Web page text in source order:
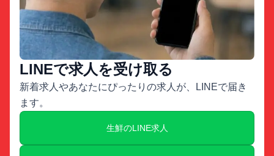
LINEで求人を受け取る
新着求人やあなたにぴったりの求人が、LINEで届き
ます。
生鮮のLINE求人